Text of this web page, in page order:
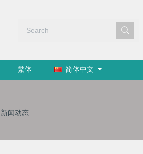
繁体 简体中文
新闻动态